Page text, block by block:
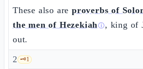
These also are proverbs of
the men of Hezekiahⓘ, king of
out.
2 🗝️1